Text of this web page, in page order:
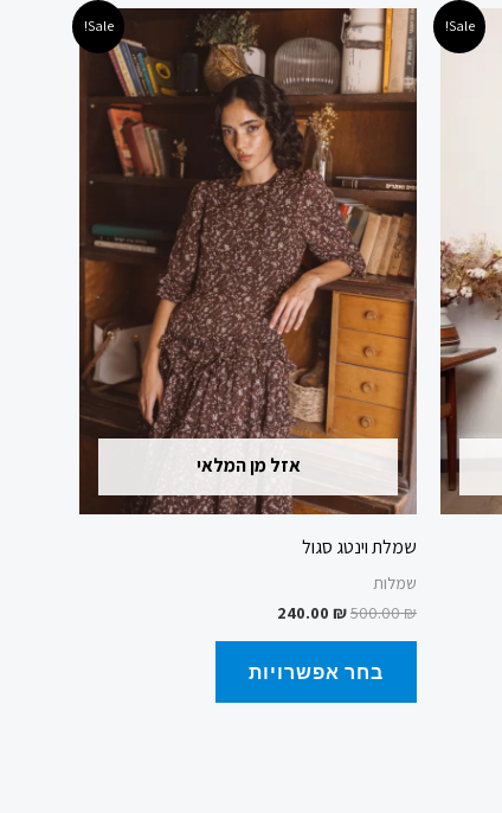
Sale!
Sale!
אזל מן המלאי
שמלת וינטג סגול
שמלות
500.00₪
המחיר
המקורי
היה:
500.00 ₪.
240.00 ₪
המחיר
הנוכחי
הוא:
240.00 ₪.
בחר אפשרויות
למוצר
זה
יש
סוגים.
ניתן
לבחור
את
האפשרויות
בעמוד
המוצר